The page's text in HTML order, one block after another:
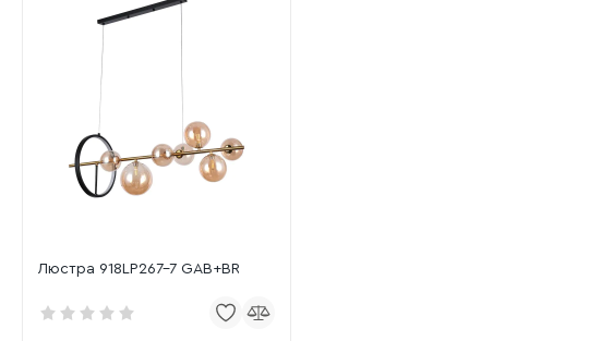
Люстра 918LP267-7 GAB+BR